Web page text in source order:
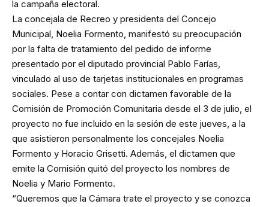
la campaña electoral.
La concejala de Recreo y presidenta del Concejo
Municipal, Noelia Formento, manifestó su preocupación
por la falta de tratamiento del pedido de informe
presentado por el diputado provincial Pablo Farías,
vinculado al uso de tarjetas institucionales en programas
sociales. Pese a contar con dictamen favorable de la
Comisión de Promoción Comunitaria desde el 3 de julio, el
proyecto no fue incluido en la sesión de este jueves, a la
que asistieron personalmente los concejales Noelia
Formento y Horacio Grisetti. Además, el dictamen que
emite la Comisión quitó del proyecto los nombres de
Noelia y Mario Formento.
“Queremos que la Cámara trate el proyecto y se conozca